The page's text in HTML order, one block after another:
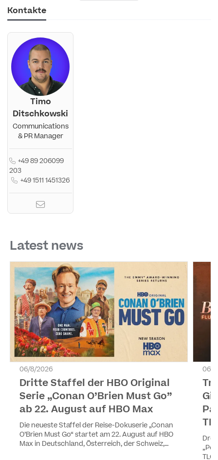
Kontakte
Timo
Ditschkowski
Communications
& PR Manager
+49 89 206099
203
+49 1511 1451326
Latest news
06/8/2026
Dritte Staffel der HBO Original
Serie „Conan O’Brien Must Go”
ab 22. August auf HBO Max
Die neueste Staffel der Reise-Dokuserie „Conan
O’Brien Must Go“ startet am 22. August auf HBO
Max in Deutschland, Österreich, der Schweiz,
06/
TLC